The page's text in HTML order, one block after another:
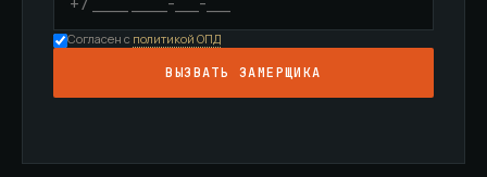
Согласен с политикой ОПД
ВЫЗВАТЬ ЗАМЕРЩИКА